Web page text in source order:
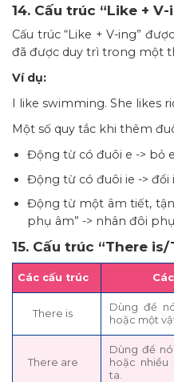
14. Cấu trúc “Like + V-
Cấu trúc “Like + V-ing”
đã được duy trì trong một
Ví dụ:
I like swimming. She likes
Một số quy tắc khi thêm
Động từ có đuôi e -> bỏ
Động từ có đuôi ie ->
Động từ một âm tiết, tận
phụ âm” -> nhân đôi
15. Cấu trúc “There
Các cấu trúc
There is
Dùng để
hoặc một
There are
Dùng để
hoặc nhiều
ta.